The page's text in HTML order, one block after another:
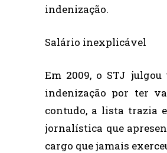
indenização.
Salário inexplicável
Em 2009, o STJ
indenização por ter
contudo, a lista trazia
jornalística que
cargo que jamais